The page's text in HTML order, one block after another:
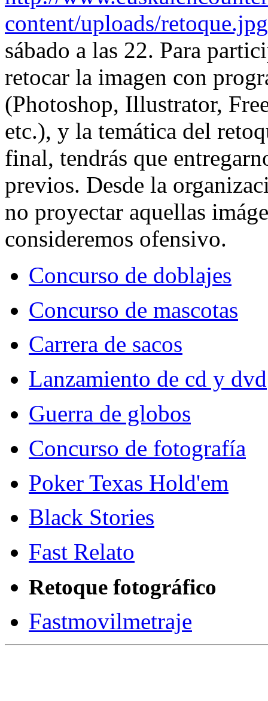
content/uploads/retoque.jpg
sábado a las 22. Para
retocar la imagen con
(Photoshop, Illustrator,
etc.), y la temática del
final, tendrás que
previos. Desde la
no proyectar aquellas
consideremos ofensivo.
Concurso de doblajes
Concurso de mascotas
Carrera de sacos
Lanzamiento de cd y dvd
Guerra de globos
Concurso de fotografía
Poker Texas Hold'em
Black Stories
Fast Relato
Retoque fotográfico
Fastmovilmetraje